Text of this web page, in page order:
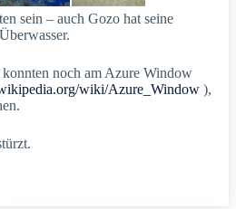
sein – auch Gozo hat seine
noch am Azure Window
wiki/Azure_Window ),